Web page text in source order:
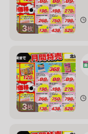
3枚
3枚